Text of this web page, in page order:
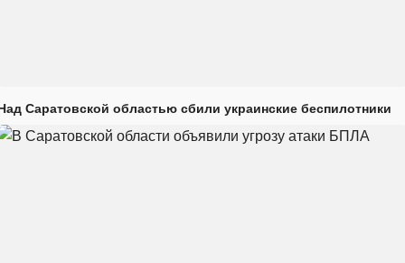
Саратовской областью сбили украинские беспилотники